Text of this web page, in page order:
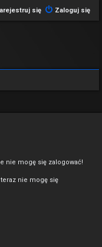
Zaloguj się
się
nie mogę się zalogować!
nie mogę się